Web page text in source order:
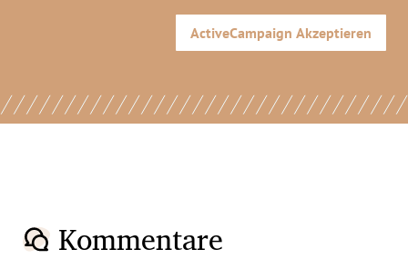
ActiveCampaign Akzeptieren
Kommentare